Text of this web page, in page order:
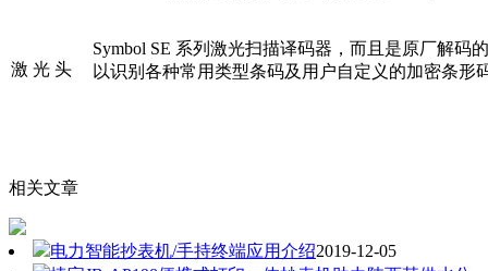
激 光 头
Symbol SE 系列激光扫描译码器，而且是原厂解码的
以识别各种常用类型条码及用户自定义的加密条形
相关文章
电力智能抄表机/手持终端应用介绍2019-12-05